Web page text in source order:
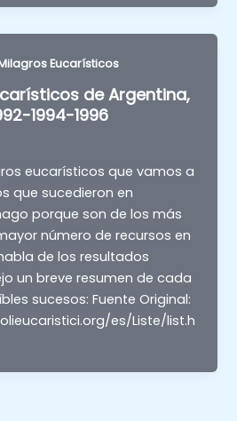
Eucarísticos
de Argentina,
1994-1996
eucarísticos que vamos a
que sucedieron en
porque son de los más
número de recursos en
de los resultados
un breve resumen de cada
sucesos: Fuente Original:
es/Liste/list.h